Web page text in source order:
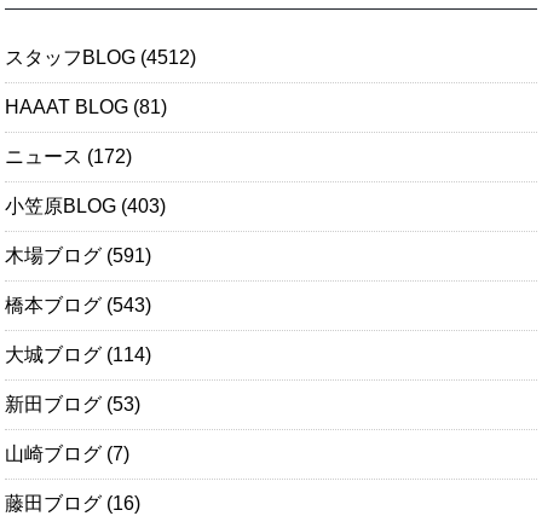
スタッフBLOG (4512)
HAAAT BLOG (81)
ニュース (172)
小笠原BLOG (403)
木場ブログ (591)
橋本ブログ (543)
大城ブログ (114)
新田ブログ (53)
山崎ブログ (7)
藤田ブログ (16)